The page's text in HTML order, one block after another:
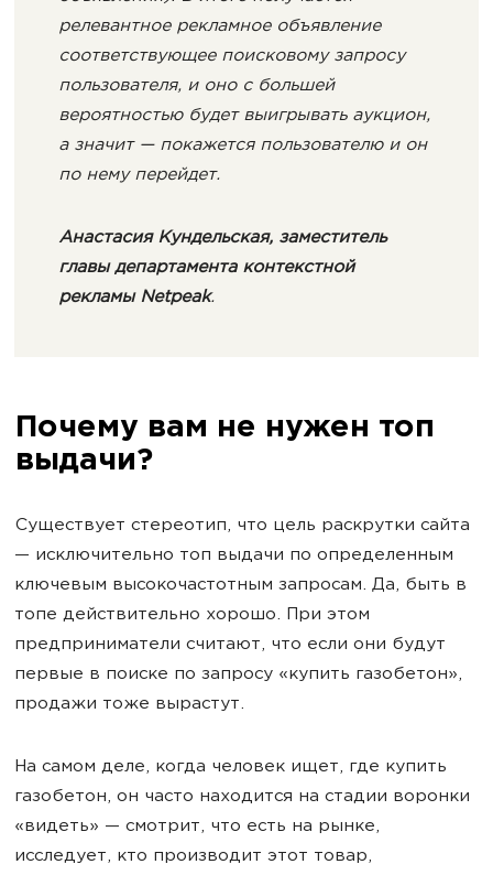
релевантное рекламное объявление
соответствующее поисковому запросу
пользователя, и оно с большей
вероятностью будет выигрывать аукцион,
а значит — покажется пользователю и он
по нему перейдет.
Анастасия Кундельская, заместитель
главы департамента контекстной
рекламы Netpeak.
Почему вам не нужен топ
выдачи?
Существует стереотип, что цель раскрутки сайта
— исключительно топ выдачи по определенным
ключевым высокочастотным запросам. Да, быть в
топе действительно хорошо. При этом
предприниматели считают, что если они будут
первые в поиске по запросу «купить газобетон»,
продажи тоже вырастут.
На самом деле, когда человек ищет, где купить
газобетон, он часто находится на стадии воронки
«видеть» — смотрит, что есть на рынке,
исследует, кто производит этот товар,